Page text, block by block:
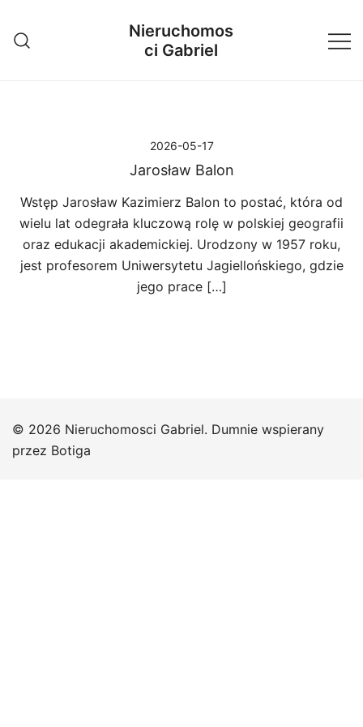
treści
Nieruchomos
ci Gabriel
2026-05-17
Jarosław Balon
Wstęp Jarosław Kazimierz Balon to postać, która od
wielu lat odegrała kluczową rolę w polskiej geografii
oraz edukacji akademickiej. Urodzony w 1957 roku,
jest profesorem Uniwersytetu Jagiellońskiego, gdzie
jego prace […]
© 2026 Nieruchomosci Gabriel. Dumnie wspierany
przez Botiga